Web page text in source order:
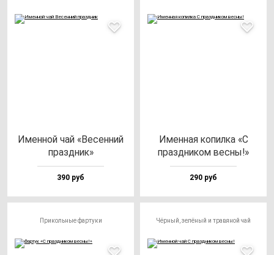
Имен­ной чай «Весен­ний
праз­дник»
390 руб
Имен­ная ко­пил­ка «С
праз­дни­ком вес­ны!»
290 руб
Прикольные фартуки Чёрный, зелёный и травяной чай